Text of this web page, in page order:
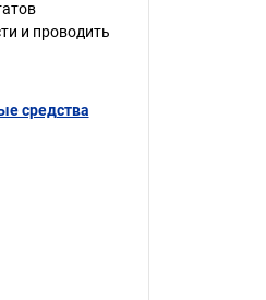
и проводить
средства